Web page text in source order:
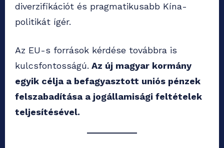
diverzifikációt és pragmatikusabb Kína-
politikát ígér.
Az EU-s források kérdése továbbra is
kulcsfontosságú. Az új magyar kormány
egyik célja a befagyasztott uniós pénzek
felszabadítása a jogállamisági feltételek
teljesítésével.